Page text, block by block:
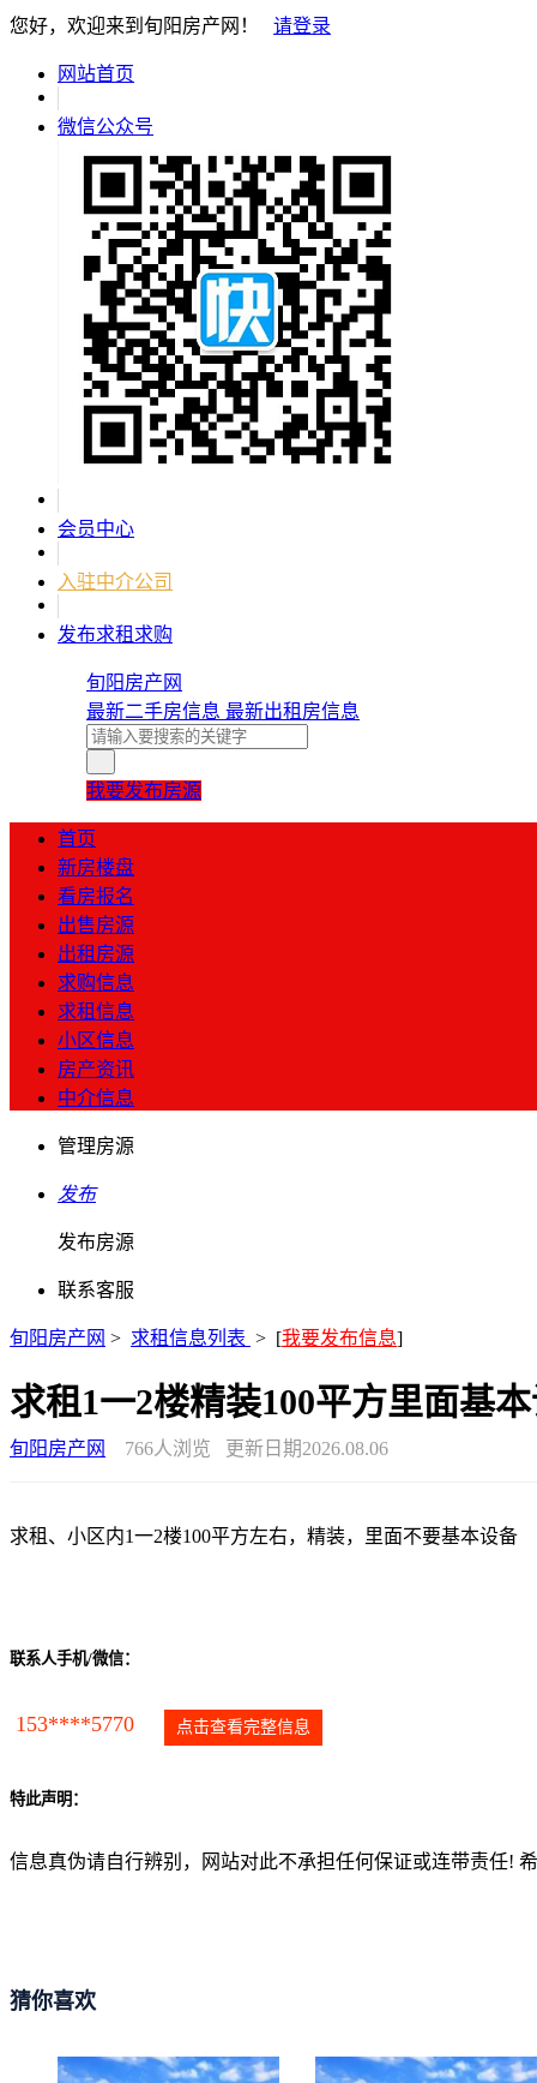
您好，欢迎来到旬阳房产网！ 请登录
网站首页
微信公众号
会员中心
入驻中介公司
发布求租求购
旬阳房产网
最新二手房信息 最新出租房信息
我要发布房源
首页
新房楼盘
看房报名
出售房源
出租房源
求购信息
求租信息
小区信息
房产资讯
中介信息
管理房源
发布
发布房源
联系客服
旬阳房产网 > 求租信息列表 > [我要发布信息]
求租1一2楼精装100平方里面基
旬阳房产网 766人浏览 更新日期2026.08.06
求租、小区内1一2楼100平方左右，精装，里面不要基本设备
联系人手机/微信：
153****5770 点击查看完整信息
特此声明：
信息真伪请自行辨别，网站对此不承担任何保证或连带责任!
猜你喜欢